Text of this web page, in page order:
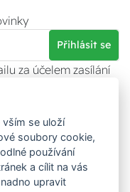
Přihlásit se
za účelem zasílání
odvolat.
vším se uloží
soubory cookie,
používání
a cílit na vás
upravit